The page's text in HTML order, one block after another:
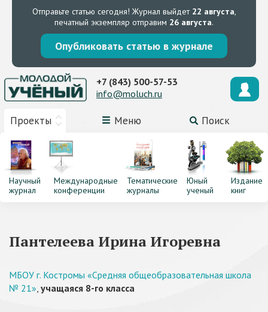
Отправьте статью сегодня! Журнал выйдет 22 августа,
печатный экземпляр отправим 26 августа.
Опубликовать статью в журнале
Проекты Меню Поиск
+7 (843) 500-57-53
info@moluch.ru
Научный
журнал
Международные
конференции
Тематические
журналы
Юный
ученый
Издание
книг
Пантелеева Ирина Игоревна
МБОУ г. Костромы «Средняя общеобразовательная школа
№ 21», учащаяся 8-го класса